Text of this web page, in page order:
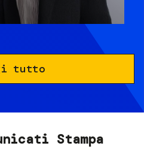
tutto
Stampa